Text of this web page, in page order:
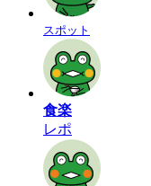
スポット
食楽
レポ